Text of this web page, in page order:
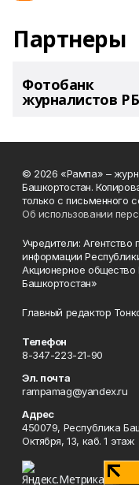
Партнеры
Фотобанк
журналистов РБ
© 2026 «Рампа» –
Башкортостан.
только с письменного
Об использовании
Учредители:
информации
Акционерное
Башкортостан»
Главный редактор
Телефон
8-347-223-21-90
Эл. почта
rampamag@yandex.ru
Адрес
450079, Республика
Октября, 13, каб. 1 этаж